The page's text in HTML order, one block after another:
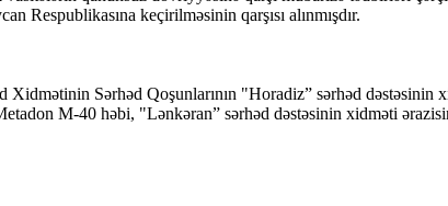
Respublikasına keçirilməsinin qarşısı alınmışdır.
Sərhəd Qoşunlarının "Horadiz” sərhəd
M-40 həbi, "Lənkəran” sərhəd dəstəsinin xidməti